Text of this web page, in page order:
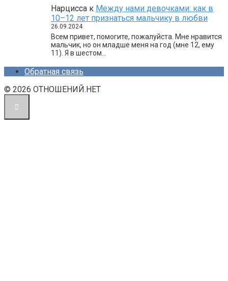
Нарцисса к Между нами девочками: как в
10–12 лет признаться мальчику в любви
26.09.2024
Всем привет, помогите, пожалуйста. Мне нравится
мальчик, но он младше меня на год (мне 12, ему
11). Я в шестом…
Обратная связь
© 2026 ОТНОШЕНИЙ.НЕТ